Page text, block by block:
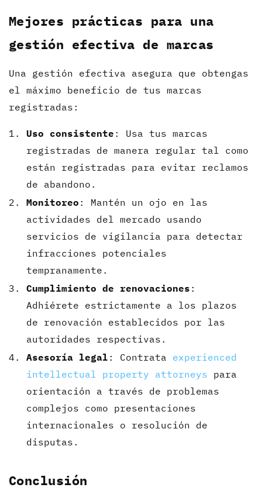
Mejores prácticas para una
gestión efectiva de marcas
Una gestión efectiva asegura que obtengas
el máximo beneficio de tus marcas
registradas:
Uso consistente : Usa tus marcas
registradas de manera regular tal como
están registradas para evitar reclamos
de abandono.
Monitoreo : Mantén un ojo en las
actividades del mercado usando
servicios de vigilancia para detectar
infracciones potenciales
tempranamente.
Cumplimiento de renovaciones :
Adhiérete estrictamente a los plazos
de renovación establecidos por las
autoridades respectivas.
Asesoría legal : Contrata experienced
intellectual property attorneys para
orientación a través de problemas
complejos como presentaciones
internacionales o resolución de
disputas.
Conclusión